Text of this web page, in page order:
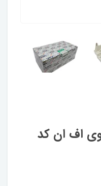
اف ان کد